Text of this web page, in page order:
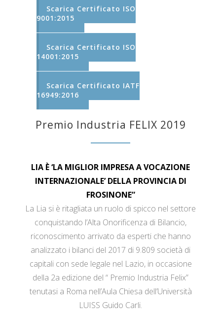
Scarica Certificato ISO
9001:2015
Scarica Certificato ISO
14001:2015
Scarica Certificato IATF
16949:2016
Premio Industria FELIX 2019
LIA È ‘LA MIGLIOR IMPRESA A VOCAZIONE
INTERNAZIONALE’ DELLA PROVINCIA DI
FROSINONE”
La Lia si è ritagliata un ruolo di spicco nel settore
conquistando l’Alta Onorificenza di Bilancio,
riconoscimento arrivato da esperti che hanno
analizzato i bilanci del 2017 di 9.809 società di
capitali con sede legale nel Lazio, in occasione
della 2a edizione del “ Premio Industria Felix”
tenutasi a Roma nell’Aula Chiesa dell’Università
LUISS Guido Carli.